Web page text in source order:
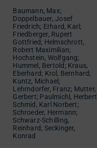
Baumann, Max;
Doppelbauer, Josef
Friedrich; Erhard, Karl ;
Friedberger, Rupert
Gottfried; Helmschrott,
Robert Maximilian;
Hochstein, Wolfgang;
Hummel, Bertold ; Kraus,
Eberhard; Krol, Bernhard;
Kuntz, Michael ;
Lehrndorfer, Franz; Mutter,
Gerbert; Paulmichl, Herbert
Schmid, Karl Norbert;
Schroeder, Hermann;
Schwarz-Schilling,
Reinhard; Seckinger,
Konrad